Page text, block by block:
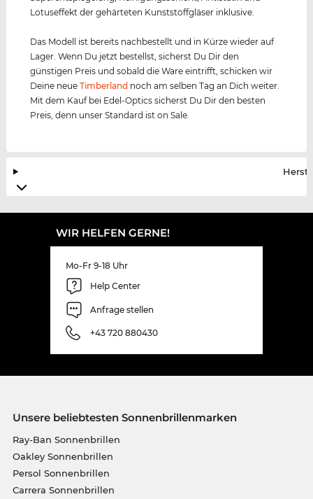
Lotuseffekt der gehärteten Kunststoffgläser inklusive.
Das Modell ist bereits nachbestellt und in Kürze wieder auf
Lager. Wenn Du jetzt bestellst, sicherst Du Dir den
günstigen Preis und sobald die Ware eintrifft, schicken wir
Deine neueTimberland noch am selben Tag an Dich weiter.
Mit dem Kauf bei Edel-Optics sicherst Du Dir den besten
Preis, denn unser Standard ist on Sale.
WIR HELFEN GERNE!
Mo-Fr 9-18 Uhr
Help Center
Anfrage stellen
+43 720 880430
Unsere beliebtesten Sonnenbrillenmarken
Ray-Ban Sonnenbrillen
Oakley Sonnenbrillen
Persol Sonnenbrillen
Carrera Sonnenbrillen